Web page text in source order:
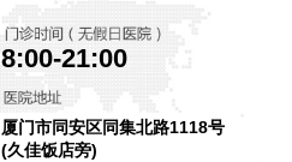
8:00-21:00
厦门市同安区同集北路1118号
(久佳饭店旁)